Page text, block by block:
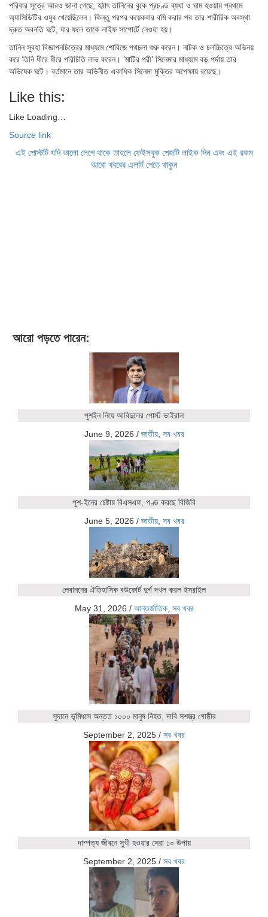
পরিবার সূত্রে আরও জানা গেছে, হঠাৎ তানিনের বুকে প্রচণ্ড ব্যথা ও ঘাম হওয়ায় প্রথমে
অ্যাসিডিটির ওষুধ খেয়েছিলেন। কিন্তু পরপর কয়েকবার বমি করার পর তার শারীরিক অবস্থা
দ্রুত অবনতি ঘটে, যার ফলে তাকে লাইফ সাপোর্টে নেওয়া হয়।
তানিন সুবহা বিজ্ঞাপনচিত্রের মাধ্যমে শোবিজে পথচলা শুরু করেন। নাটক ও চলচ্চিত্রে অভিনয়
করে তিনি ধীরে ধীরে পরিচিতি লাভ করেন। ‘মাটির পরী’ সিনেমার মাধ্যমে বড় পর্দায় তার
অভিষেক ঘটে। বর্তমানে তার অভিনীত একাধিক সিনেমা মুক্তির অপেক্ষায় রয়েছে।
Like this:
Like Loading…
Source link
এই পোস্টটি যদি ভালো লেগে থাকে তাহলে ফেইসবুক পেজটি লাইক দিন এবং এই রকম
আরো খবরের এলার্ট পেতে থাকুন
আরো পড়তে পারেন:
পুশইন নিয়ে আবিদুলের পোস্ট ভাইরাল
June 9, 2026 / জাতীয়, সব খবর
পুশ-ইনের চেষ্টায় বিএসএফ, পণ্ড করছে বিজিবি
June 5, 2026 / জাতীয়, সব খবর
লেবাননের ঐতিহাসিক বউফোর্ট দুর্গ দখল করল ইসরাইল
May 31, 2026 / আন্তর্জাতিক, সব খবর
সুদানে ভূমিধসে অন্তত ১০০০ মানুষ নিহত, দাবি সশস্ত্র গোষ্ঠীর
September 2, 2025 / সব খবর
দাম্পত্য জীবনে সুখী হওয়ার সেরা ১০ উপায়
September 2, 2025 / সব খবর